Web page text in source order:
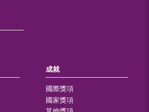
成就
國際獎項
國家獎項